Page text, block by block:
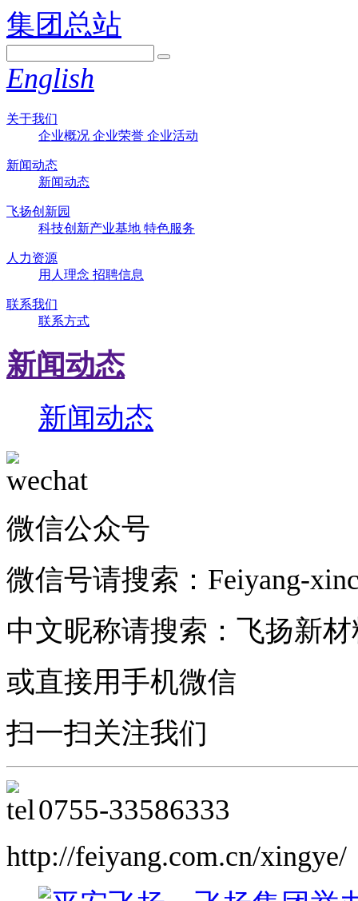
集团总站
English
关于我们
企业概况 企业荣誉 企业活动
新闻动态
新闻动态
飞扬创新园
科技创新产业基地 特色服务
人力资源
用人理念 招聘信息
联系我们
联系方式
新闻动态
新闻动态
微信公众号
微信号请搜索：Feiyang-
中文昵称请搜索：飞扬新
或直接用手机微信
扫一扫关注我们
0755-33586333
http://feiyang.com.cn/xingye/